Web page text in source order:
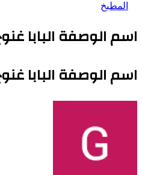
المطبخ
اسم الوصفة البابا
اسم الوصفة البابا